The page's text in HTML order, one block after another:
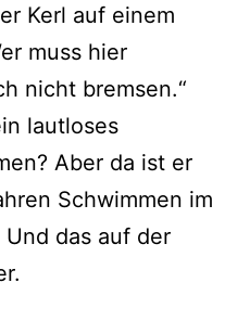
Kerl auf einem
muss hier
nicht bremsen.“
lautloses
Aber da ist er
Schwimmen im
das auf der